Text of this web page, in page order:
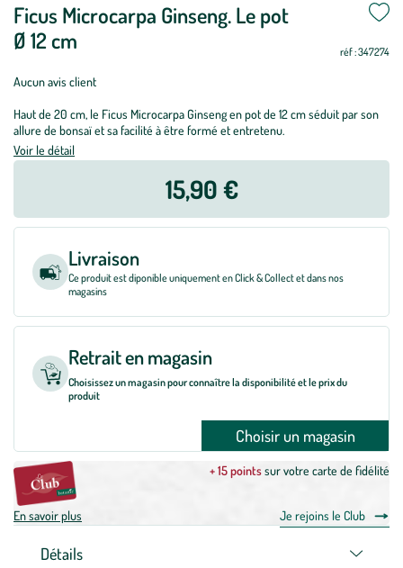
Ficus Microcarpa Ginseng. Le pot
Ø 12 cm
réf : 347274
Aucun avis client
Haut de 20 cm, le Ficus Microcarpa Ginseng en pot de 12 cm séduit par son
allure de bonsaï et sa facilité à être formé et entretenu.
Voir le détail
15,90 €
Livraison
Ce produit est diponible uniquement en Click & Collect et dans nos
magasins
Retrait en magasin
Choisissez un magasin pour connaître la disponibilité et le prix du
produit
Choisir un magasin
+ 15 pointssur votre carte de fidélité
En savoir plus Je rejoins le Club
Détails